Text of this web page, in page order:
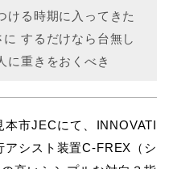
ける時期に入ってきた
するだけなら台無し
に重きをおくべき
市JECにて、INNOVATI
シスト装置C-FREX（シ